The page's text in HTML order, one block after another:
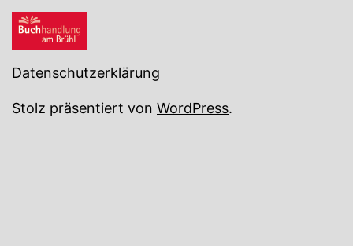
Datenschutzerklärung
Stolz präsentiert von WordPress.